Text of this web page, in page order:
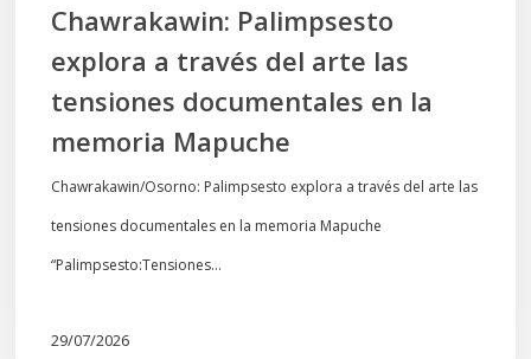
memoria
Mapuche
Chawrakawin: Palimpsesto
explora a través del arte las
tensiones documentales en la
memoria Mapuche
Chawrakawin/Osorno: Palimpsesto explora a través del arte las
tensiones documentales en la memoria Mapuche
“Palimpsesto:Tensiones…
29/07/2026